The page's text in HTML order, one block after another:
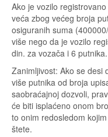
Ako je vozilo
veća zbog većeg broja
osiguranih suma
više nego da je vozilo
din. za vozača i 6 putnika.
Zanimljivost: Ako se desi
više putnika od broja
saobraćajnoj dozvoli,
će biti isplaćeno onom
to onim redosledom
štete.